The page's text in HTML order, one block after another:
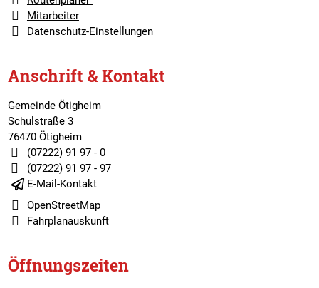
Mitarbeiter
Datenschutz-Einstellungen
Anschrift & Kontakt
Gemeinde Ötigheim
Schulstraße 3
76470 Ötigheim
(07222) 91 97 - 0
(07222) 91 97 - 97
E-Mail-Kontakt
OpenStreetMap
Fahrplanauskunft
Öffnungszeiten